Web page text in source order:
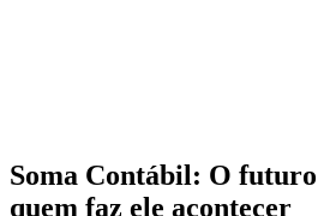
Soma Contábil: O
quem faz ele acontecer